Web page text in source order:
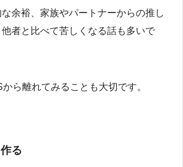
余裕、家族やパートナーからの推し
者と比べて苦しくなる話も多いで
ら離れてみることも大切です。
る